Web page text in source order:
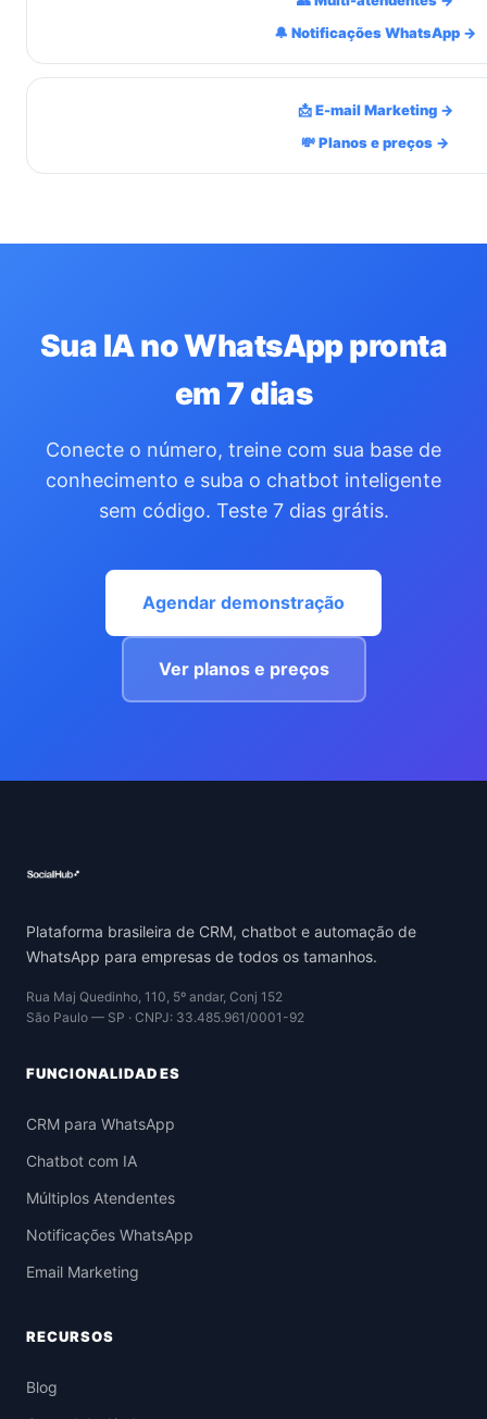
🔔 Notificações WhatsApp →
📩 E-mail Marketing →
💸 Planos e preços →
Sua IA no WhatsApp pronta
em 7 dias
Conecte o número, treine com sua base de
conhecimento e suba o chatbot inteligente
sem código. Teste 7 dias grátis.
Agendar demonstração
Ver planos e preços
Plataforma brasileira de CRM, chatbot e automação de
WhatsApp para empresas de todos os tamanhos.
Rua Maj Quedinho, 110, 5º andar, Conj 152
São Paulo — SP · CNPJ: 33.485.961/0001-92
FUNCIONALIDADES
CRM para WhatsApp
Chatbot com IA
Múltiplos Atendentes
Notificações WhatsApp
Email Marketing
RECURSOS
Blog